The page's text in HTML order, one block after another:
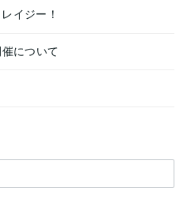
イジー！
について